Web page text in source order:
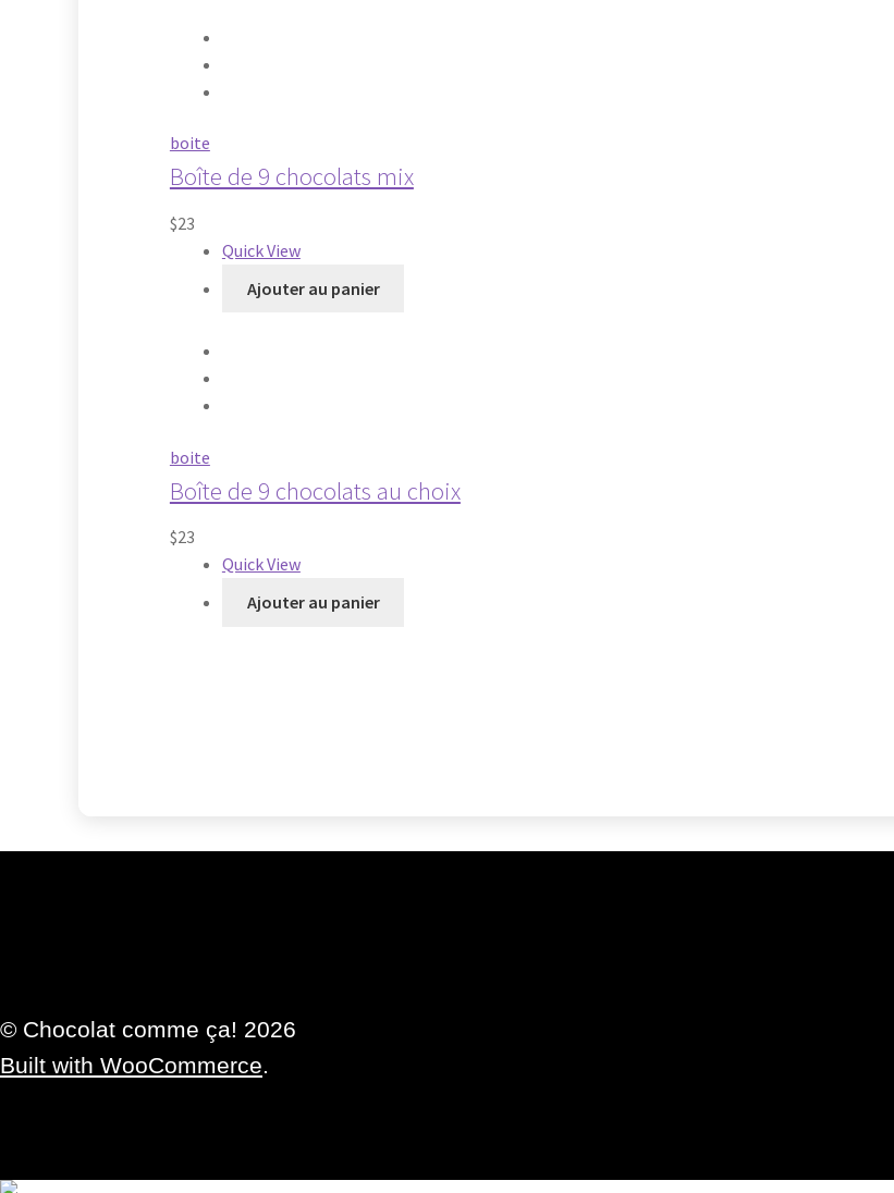
boite
Boîte de 9 chocolats mix
$23
Quick View
Ajouter au panier
boite
Boîte de 9 chocolats au choix
$23
Quick View
Ajouter au panier
© Chocolat comme ça! 2026
Built with WooCommerce.